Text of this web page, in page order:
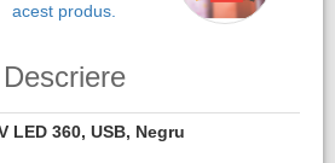
acest produs.
Descriere
LED 360, USB, Negru